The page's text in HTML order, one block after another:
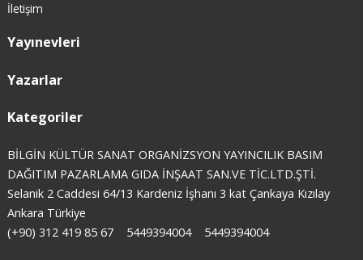
İletişim
Yayınevleri
Yazarlar
Kategoriler
BİLGİN KÜLTÜR SANAT ORGANİZSYON YAYINCILIK BASIM
DAĞITIM PAZARLAMA GIDA İNŞAAT SAN.VE TİC.LTD.ŞTİ.
Selanik 2 Caddesi 64/13 Kardeniz İşhanı 3 kat Çankaya Kızılay
Ankara Türkiye
(+90) 312 419 85 67
5449394004 5449394004